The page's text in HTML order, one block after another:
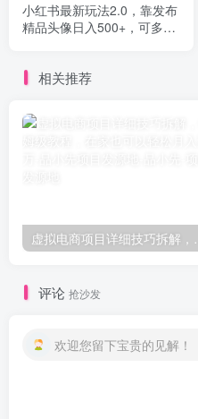
小红书最新玩法2.0，靠发布
精品头像日入500+，可多账
相关推荐
虚拟电商项目详
评论 抢沙发
欢迎您留下宝贵的见解！